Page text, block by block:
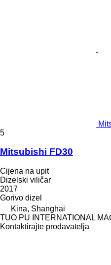
5
Mitsubishi FD30
Cijena na upit
Dizelski viličar
2017
Gorivo dizel
Kina, Shanghai
TUO PU INTERNATIONAL
Kontaktirajte prodavatelja